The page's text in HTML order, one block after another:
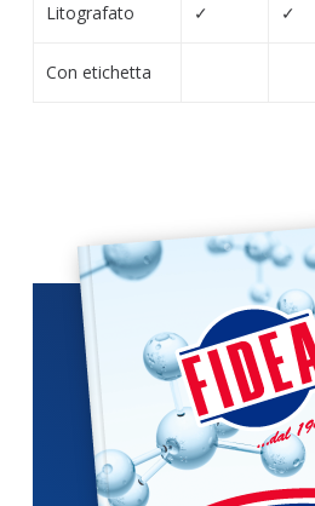
Litografato ✓ ✓
Con etichetta